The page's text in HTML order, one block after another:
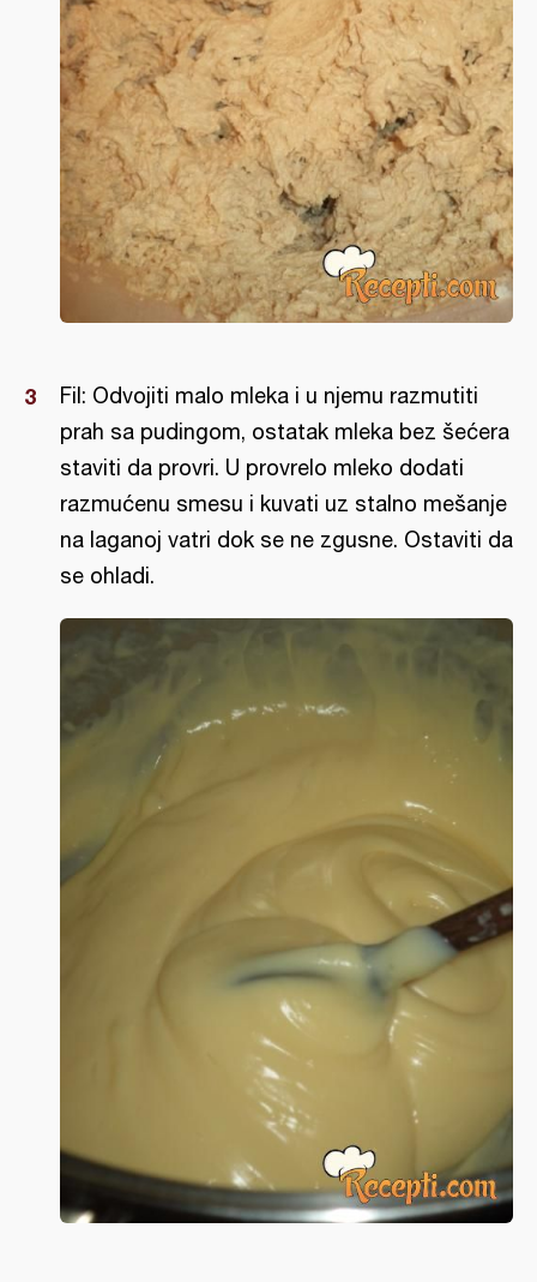
Fil: Odvojiti malo mleka i u njemu razmutiti
prah sa pudingom, ostatak mleka bez šećera
staviti da provri. U provrelo mleko dodati
razmućenu smesu i kuvati uz stalno mešanje
na laganoj vatri dok se ne zgusne. Ostaviti da
se ohladi.